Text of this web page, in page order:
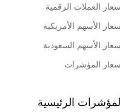
العملات الرقمية
الأسهم الأمريكية
الأسهم السعودية
المؤشرات
الرئيسية